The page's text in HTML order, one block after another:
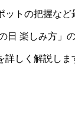
ットの把握など
日 楽しみ方」
しく解説しま